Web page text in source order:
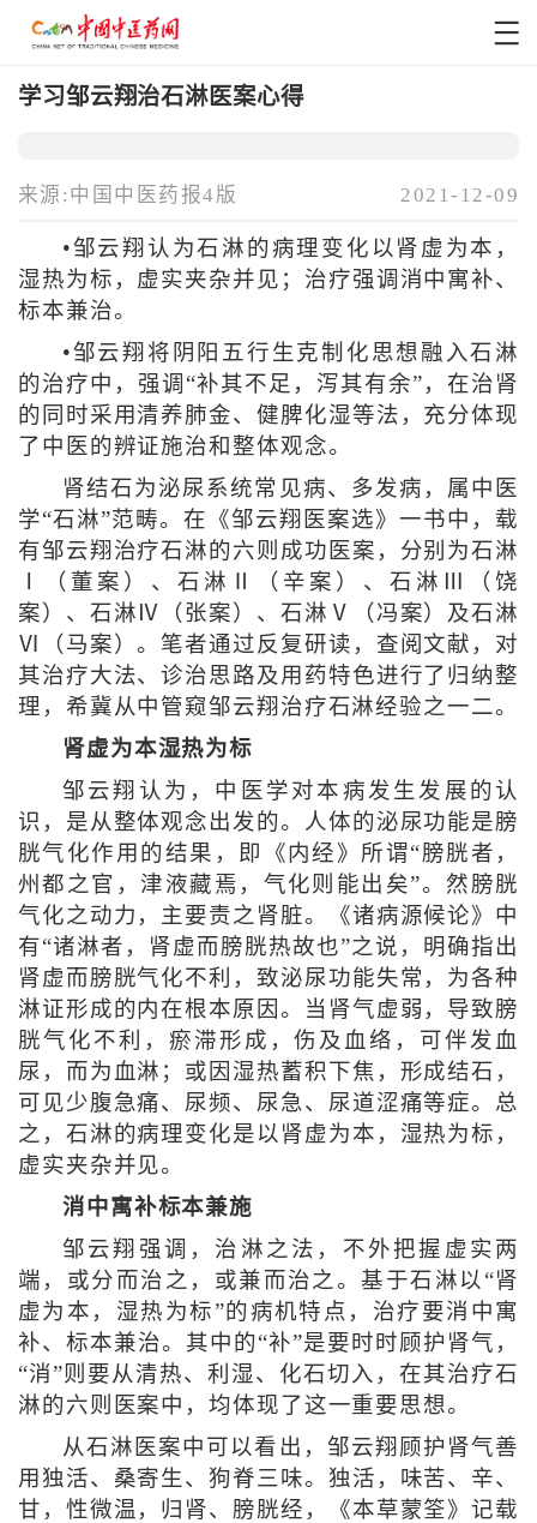
学习邹云翔治石淋医案心得
来源:中国中医药报4版 2021-12-09
•邹云翔认为石淋的病理变化以肾虚为本，
湿热为标，虚实夹杂并见；治疗强调消中寓补、
标本兼治。
•邹云翔将阴阳五行生克制化思想融入石淋
的治疗中，强调“补其不足，泻其有余”，在治肾
的同时采用清养肺金、健脾化湿等法，充分体现
了中医的辨证施治和整体观念。
肾结石为泌尿系统常见病、多发病，属中医
学“石淋”范畴。在《邹云翔医案选》一书中，载
有邹云翔治疗石淋的六则成功医案，分别为石淋
Ⅰ（董案）、石淋Ⅱ（辛案）、石淋Ⅲ（饶
案）、石淋Ⅳ（张案）、石淋Ⅴ（冯案）及石淋
Ⅵ（马案）。笔者通过反复研读，查阅文献，对
其治疗大法、诊治思路及用药特色进行了归纳整
理，希冀从中管窥邹云翔治疗石淋经验之一二。
肾虚为本湿热为标
邹云翔认为，中医学对本病发生发展的认
识，是从整体观念出发的。人体的泌尿功能是膀
胱气化作用的结果，即《内经》所谓“膀胱者，
州都之官，津液藏焉，气化则能出矣”。然膀胱
气化之动力，主要责之肾脏。《诸病源候论》中
有“诸淋者，肾虚而膀胱热故也”之说，明确指出
肾虚而膀胱气化不利，致泌尿功能失常，为各种
淋证形成的内在根本原因。当肾气虚弱，导致膀
胱气化不利，瘀滞形成，伤及血络，可伴发血
尿，而为血淋；或因湿热蓄积下焦，形成结石，
可见少腹急痛、尿频、尿急、尿道涩痛等症。总
之，石淋的病理变化是以肾虚为本，湿热为标，
虚实夹杂并见。
消中寓补标本兼施
邹云翔强调，治淋之法，不外把握虚实两
端，或分而治之，或兼而治之。基于石淋以“肾
虚为本，湿热为标”的病机特点，治疗要消中寓
补、标本兼治。其中的“补”是要时时顾护肾气，
“消”则要从清热、利湿、化石切入，在其治疗石
淋的六则医案中，均体现了这一重要思想。
从石淋医案中可以看出，邹云翔顾护肾气善
用独活、桑寄生、狗脊三味。独活，味苦、辛、
甘，性微温，归肾、膀胱经，《本草蒙筌》记载